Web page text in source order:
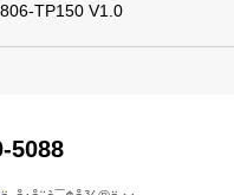
TP150 V1.0
5088